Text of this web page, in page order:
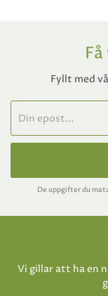
Fyllt med
De uppgifter du
Vi gillar att ha en